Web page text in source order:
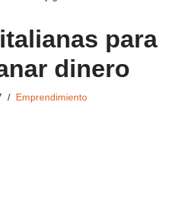
para
dinero
Emprendimiento